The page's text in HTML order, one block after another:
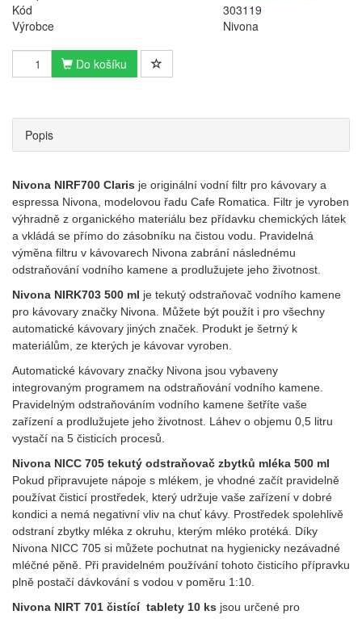
Kód
303119
Výrobce
Nivona
Do košíku
Popis
Nivona NIRF700 Claris je originální vodní filtr pro kávovary a
espressa Nivona, modelovou řadu Cafe Romatica. Filtr je vyroben
výhradně z organického materiálu bez přídavku chemických látek
a vkládá se přímo do zásobníku na čistou vodu. Pravidelná
výměna filtru v kávovarech Nivona zabrání následnému
odstraňování vodního kamene a prodlužujete jeho životnost.
Nivona NIRK703 500 ml je tekutý odstraňovač vodního kamene
pro kávovary značky Nivona. Můžete být použít i pro všechny
automatické kávovary jiných značek. Produkt je šetrný k
materiálům, ze kterých je kávovar vyroben.
Automatické kávovary značky Nivona jsou vybaveny
integrovaným programem na odstraňování vodního kamene.
Pravidelným odstraňováním vodního kamene šetříte vaše
zařízení a prodlužujete jeho životnost. Láhev o objemu 0,5 litru
vystačí na 5 čisticích procesů.
Nivona NICC 705 tekutý odstraňovač zbytků mléka 500 ml
Pokud připravujete nápoje s mlékem, je vhodné začít pravidelně
používat čisticí prostředek, který udržuje vaše zařízení v dobré
kondici a nemá negativní vliv na chuť kávy. Prostředek spolehlivě
odstraní zbytky mléka z okruhu, kterým mléko protéká. Díky
Nivona NICC 705 si můžete pochutnat na hygienicky nezávadné
mléčné pěně. Při pravidelném používání tohoto čisticího přípravku
plně postačí dávkování s vodou v poměru 1:10.
Nivona NIRT 701 čistící tablety 10 ks jsou určené pro